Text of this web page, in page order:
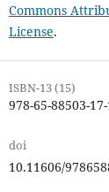
Commons
License.
ISBN-13 (15)
978-65-88503-
doi
10.11606/